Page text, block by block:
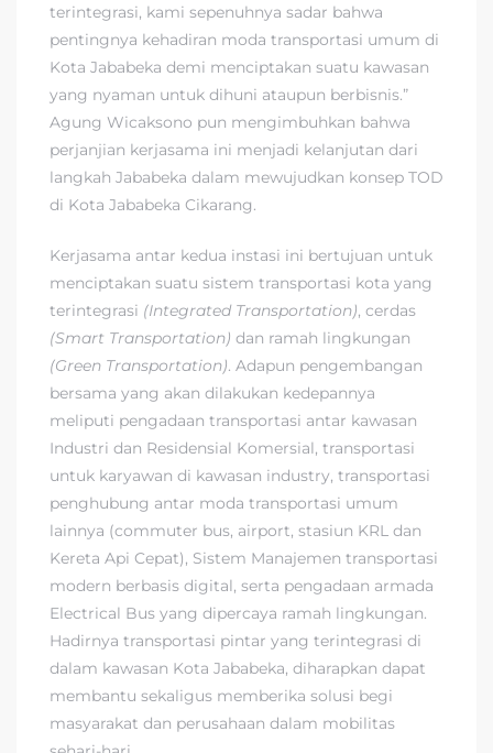
terintegrasi, kami sepenuhnya sadar bahwa
pentingnya kehadiran moda transportasi umum di
Kota Jababeka demi menciptakan suatu kawasan
yang nyaman untuk dihuni ataupun berbisnis.”
Agung Wicaksono pun mengimbuhkan bahwa
perjanjian kerjasama ini menjadi kelanjutan dari
langkah Jababeka dalam mewujudkan konsep TOD
di Kota Jababeka Cikarang.
Kerjasama antar kedua instasi ini bertujuan untuk
menciptakan suatu sistem transportasi kota yang
terintegrasi (Integrated Transportation), cerdas
(Smart Transportation) dan ramah lingkungan
(Green Transportation). Adapun pengembangan
bersama yang akan dilakukan kedepannya
meliputi pengadaan transportasi antar kawasan
Industri dan Residensial Komersial, transportasi
untuk karyawan di kawasan industry, transportasi
penghubung antar moda transportasi umum
lainnya (commuter bus, airport, stasiun KRL dan
Kereta Api Cepat), Sistem Manajemen transportasi
modern berbasis digital, serta pengadaan armada
Electrical Bus yang dipercaya ramah lingkungan.
Hadirnya transportasi pintar yang terintegrasi di
dalam kawasan Kota Jababeka, diharapkan dapat
membantu sekaligus memberika solusi begi
masyarakat dan perusahaan dalam mobilitas